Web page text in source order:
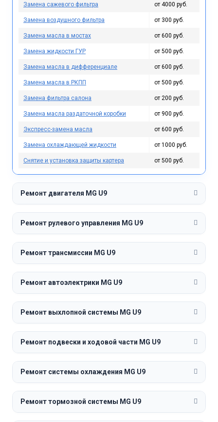
Замена сажевого фильтра от 4000 руб.
Замена воздушного фильтра от 300 руб.
Замена масла в мостах от 600 руб.
Замена жидкости ГУР от 500 руб.
Замена масла в дифференциале от 600 руб.
Замена масла в РКПП от 500 руб.
Замена фильтра салона от 200 руб.
Замена масла раздаточной коробки от 900 руб.
Экспресс-замена масла от 600 руб.
Замена охлаждающей жидкости от 1000 руб.
Снятие и установка защиты картера от 500 руб.
Ремонт двигателя MG U9
Ремонт рулевого управления MG U9
Ремонт трансмиссии MG U9
Ремонт автоэлектрики MG U9
Ремонт выхлопной системы MG U9
Ремонт подвески и ходовой части MG U9
Ремонт системы охлаждения MG U9
Ремонт тормозной системы MG U9